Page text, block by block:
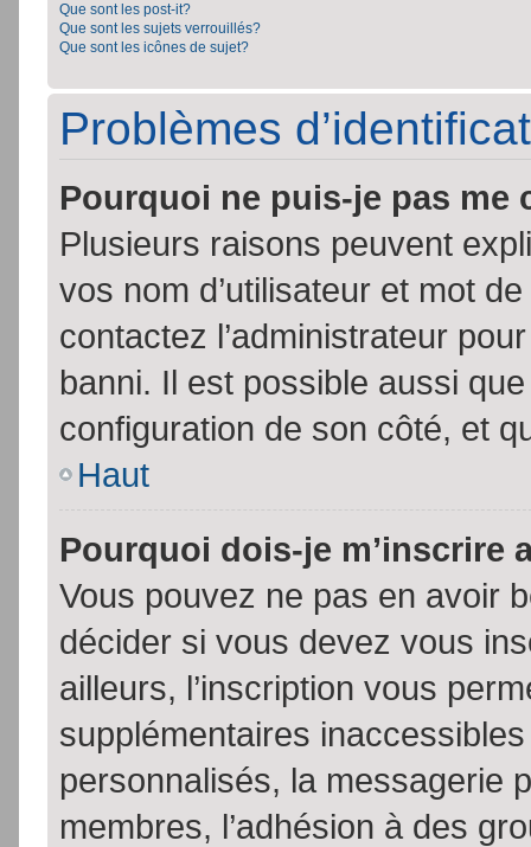
Que sont les post-it?
Que sont les sujets verrouillés?
Que sont les icônes de sujet?
Problèmes
Pourquoi ne puis-je pas me
Plusieurs raisons peuvent
vos nom d’utilisateur et mot
contactez l’administrateur
banni. Il est possible aussi
configuration de son côté, et
Haut
Pourquoi dois-je m’inscrire
Vous pouvez ne pas en avoir
décider si vous devez vous
ailleurs, l’inscription vous
supplémentaires
personnalisés, la messagerie
membres, l’adhésion à des